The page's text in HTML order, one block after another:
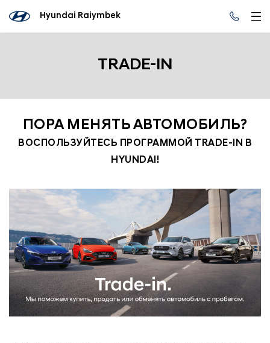
Hyundai Raiymbek
TRADE-IN
ПОРА МЕНЯТЬ АВТОМОБИЛЬ?
ВОСПОЛЬЗУЙТЕСЬ ПРОГРАММОЙ TRADE-IN В
HYUNDAI!